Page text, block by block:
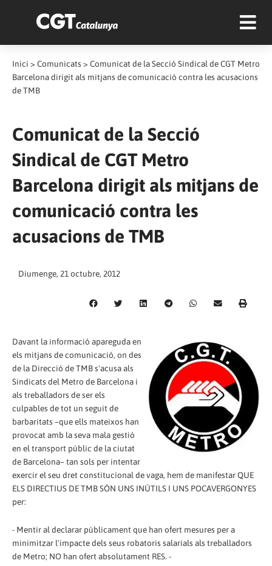
Inici > Comunicats > Comunicat de la Secció Sindical de CGT Metro
Barcelona dirigit als mitjans de comunicació contra les acusacions
de TMB
Comunicat de la Secció
Sindical de CGT Metro
Barcelona dirigit als mitjans de
comunicació contra les
acusacions de TMB
Diumenge, 21 octubre, 2012
Davant la informació apareguda en
els mitjans de comunicació, on des
de la Direcció de TMB s'acusa als
Sindicats del Metro de Barcelona i
als treballadors de ser els
culpables de tot un seguit de
barbaritats –que ells mateixos han
provocat amb la seva mala gestió
en el transport públic de la ciutat
de Barcelona– tan sols per intentar
exercir el seu dret constitucional de vaga, hem de manifestar QUE
ELS DIRECTIUS DE TMB SÓN UNS INÚTILS I UNS POCAVERGONYES
per:
- Mentir al declarar públicament que han ofert mesures per a
minimitzar l'impacte dels seus robatoris salarials als treballadors
de Metro; NO han ofert absolutament RES. -